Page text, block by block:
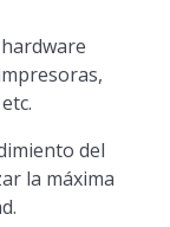
del
la máxima